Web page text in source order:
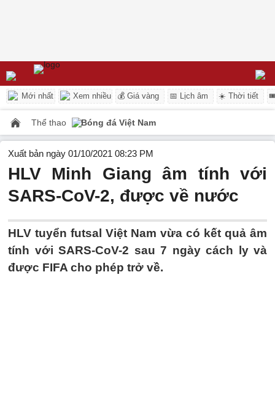
Mới nhất Xem nhiều 💰 Giá vàng 📅 Lịch âm ☀️ Thời tiết
Thể thao Bóng đá Việt Nam
Xuất bản ngày 01/10/2021 08:23 PM
HLV Minh Giang âm tính với
SARS-CoV-2, được về nước
HLV tuyển futsal Việt Nam vừa có kết quả âm
tính với SARS-CoV-2 sau 7 ngày cách ly và
được FIFA cho phép trở về.